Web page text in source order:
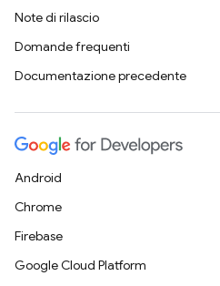
Note di rilascio
Domande frequenti
Documentazione precedente
Android
Chrome
Firebase
Google Cloud Platform